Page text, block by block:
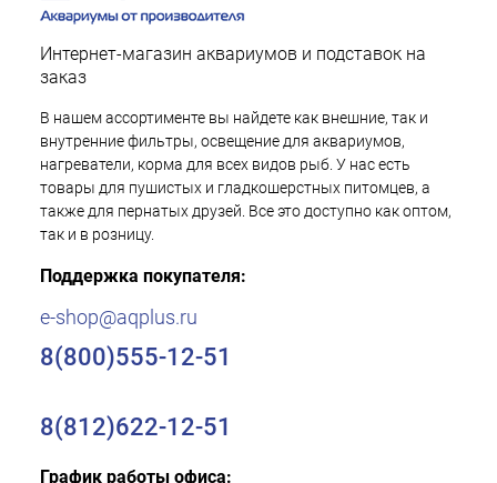
Интернет-магазин аквариумов и подставок на
заказ
В нашем ассортименте вы найдете как внешние, так и
внутренние фильтры, освещение для аквариумов,
нагреватели, корма для всех видов рыб. У нас есть
товары для пушистых и гладкошерстных питомцев, а
также для пернатых друзей. Все это доступно как оптом,
так и в розницу.
Поддержка покупателя:
e-shop@aqplus.ru
8(800)555-12-51
8(812)622-12-51
График работы офиса: